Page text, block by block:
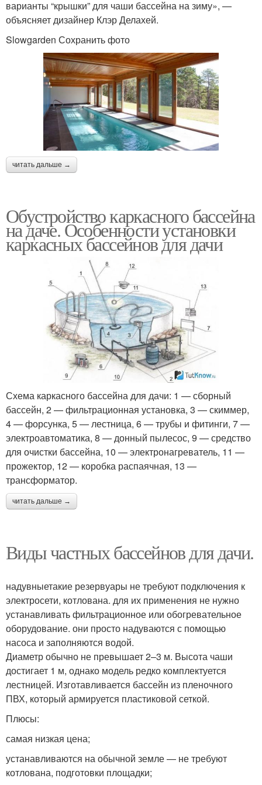
варианты “крышки” для чаши бассейна на зиму», —
объясняет дизайнер Клэр Делахей.
Slowgarden Сохранить фото
читать дальше →
Обустройство каркасного бассейна
на даче. Особенности установки
каркасных бассейнов для дачи
Схема каркасного бассейна для дачи: 1 — сборный
бассейн, 2 — фильтрационная установка, 3 — скиммер,
4 — форсунка, 5 — лестница, 6 — трубы и фитинги, 7 —
электроавтоматика, 8 — донный пылесос, 9 — средство
для очистки бассейна, 10 — электронагреватель, 11 —
прожектор, 12 — коробка распаячная, 13 —
трансформатор.
читать дальше →
Виды частных бассейнов для дачи.
надувныетакие резервуары не требуют подключения к
электросети, котлована. для их применения не нужно
устанавливать фильтрационное или обогревательное
оборудование. они просто надуваются с помощью
насоса и заполняются водой.
Диаметр обычно не превышает 2–3 м. Высота чаши
достигает 1 м, однако модель редко комплектуется
лестницей. Изготавливается бассейн из пленочного
ПВХ, который армируется пластиковой сеткой.
Плюсы:
самая низкая цена;
устанавливаются на обычной земле — не требуют
котлована, подготовки площадки;